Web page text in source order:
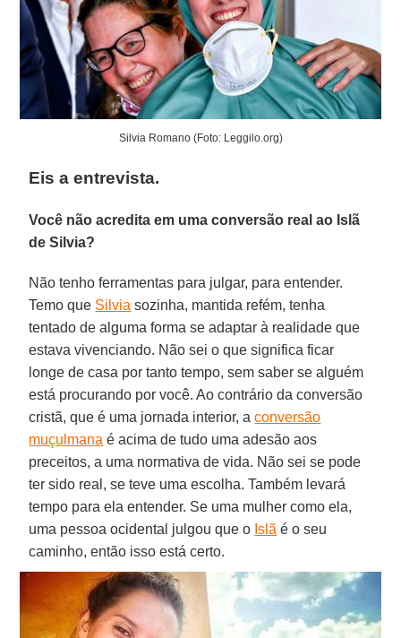
Silvia Romano (Foto: Leggilo.org)
Eis a entrevista.
Você não acredita em uma conversão real ao Islã
de Silvia?
Não tenho ferramentas para julgar, para entender.
Temo que Silvia sozinha, mantida refém, tenha
tentado de alguma forma se adaptar à realidade que
estava vivenciando. Não sei o que significa ficar
longe de casa por tanto tempo, sem saber se alguém
está procurando por você. Ao contrário da conversão
cristã, que é uma jornada interior, aconversão
muçulmana é acima de tudo uma adesão aos
preceitos, a uma normativa de vida. Não sei se pode
ter sido real, se teve uma escolha. Também levará
tempo para ela entender. Se uma mulher como ela,
uma pessoa ocidental julgou que o Islã é o seu
caminho, então isso está certo.